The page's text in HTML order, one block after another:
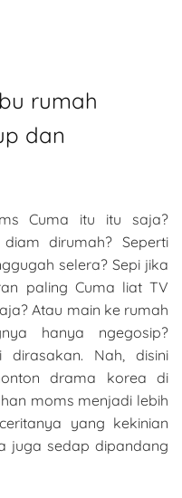
rumah
dan
Cuma itu itu saja?
dirumah? Seperti
selera? Sepi jika
paling Cuma liat TV
Atau main ke rumah
hanya ngegosip?
dirasakan. Nah, disini
drama korea di
moms menjadi lebih
yang kekinian
juga sedap dipandang